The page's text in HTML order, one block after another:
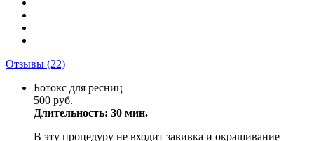
Отзывы (22)
Ботокс для ресниц
500 руб.
Длительность: 30 мин.
В эту процедуру не входит завивка и окрашивание